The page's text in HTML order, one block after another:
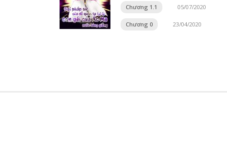
Chương 1.1 05/07/2020
Chương 0 23/04/2020